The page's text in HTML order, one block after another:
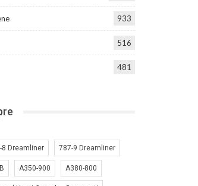
933
516
481
8 Dreamliner 787-9 Dreamliner
A350-900 A380-800